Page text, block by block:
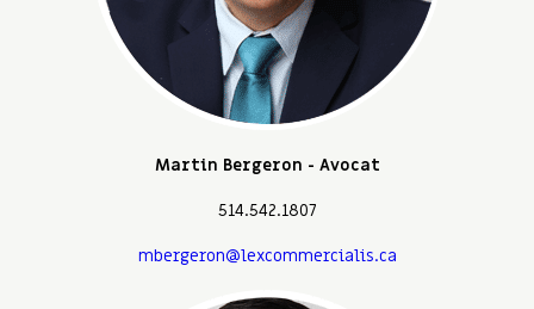
Martin Bergeron - Avocat
514.542.1807
mbergeron@lexcommercialis.ca